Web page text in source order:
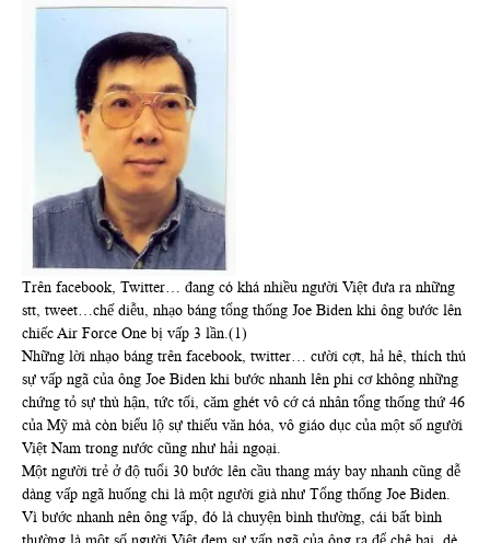
Trên facebook, Twitter… đang có khá nhiều người Việt đưa ra những
stt, tweet…chế diễu, nhạo báng tổng thống Joe Biden khi ông bước lên
chiếc Air Force One bị vấp 3 lần.(1)
Những lời nhạo báng trên facebook, twitter… cười cợt, hả hê, thích thú
sự vấp ngã của ông Joe Biden khi bước nhanh lên phi cơ không những
chứng tỏ sự thù hận, tức tối, căm ghét vô cớ cá nhân tổng thống thứ 46
của Mỹ mà còn biểu lộ sự thiếu văn hóa, vô giáo dục của một số người
Việt Nam trong nước cũng như hải ngoại.
Một người trẻ ở độ tuổi 30 bước lên cầu thang máy bay nhanh cũng dễ
dàng vấp ngã huống chi là một người già như Tổng thống Joe Biden.
Vì bước nhanh nên ông vấp, đó là chuyện bình thường, cái bất bình